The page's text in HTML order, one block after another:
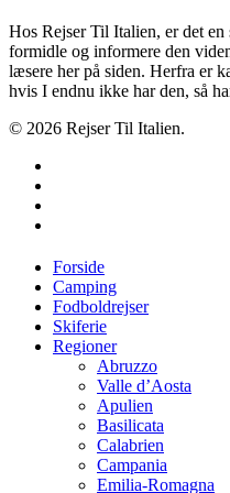
Hos Rejser Til Italien, er det
formidle og informere den
læsere her på siden. Herfra er
hvis I endnu ikke har den, så
© 2026 Rejser Til Italien.
Close
Menu
Forside
Camping
Fodboldrejser
Skiferie
Regioner
Abruzzo
Valle d’Aosta
Apulien
Basilicata
Calabrien
Campania
Emilia-Romagna